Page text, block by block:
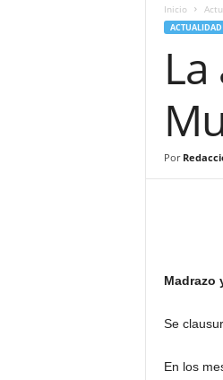
Inicio
ACTUALIDAD
Por
Madrazo
Se
En los